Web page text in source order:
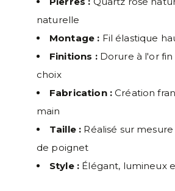
naturelle
Montage : Fil élastique
Finitions :Dorure à l'or fin
choix
Fabrication :Création
main
Taille : Réalisé sur
de poignet
Style : Élégant, lumineux